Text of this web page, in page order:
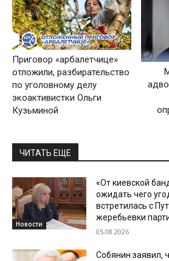
Приговор «арбалетчице»
отложили, разбирательство
по уголовному делу
экоактивистки Ольги
Кузьминой
ЧИТАТЬ ЕЩЕ
Новости
«От киевской
ожидать чего
встретилась с
жеребьевки
05.08.2026
Собянин заявил,